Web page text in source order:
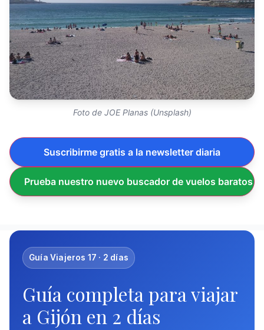
Foto de JOE Planas (Unsplash)
Suscribirme gratis a la newsletter diaria
Prueba nuestro nuevo buscador de vuelos baratos
Guía Viajeros 17 · 2 días
Guía completa para viajar
a Gijón en 2 días